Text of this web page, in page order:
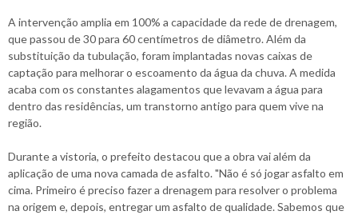
A intervenção amplia em 100% a capacidade da rede de drenagem,
que passou de 30 para 60 centímetros de diâmetro. Além da
substituição da tubulação, foram implantadas novas caixas de
captação para melhorar o escoamento da água da chuva. A medida
acaba com os constantes alagamentos que levavam a água para
dentro das residências, um transtorno antigo para quem vive na
região.
Durante a vistoria, o prefeito destacou que a obra vai além da
aplicação de uma nova camada de asfalto. "Não é só jogar asfalto em
cima. Primeiro é preciso fazer a drenagem para resolver o problema
na origem e, depois, entregar um asfalto de qualidade. Sabemos que